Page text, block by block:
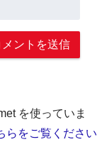
を使っていま
らをご覧ください